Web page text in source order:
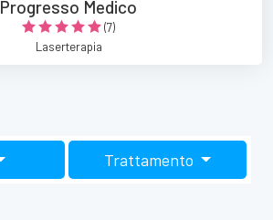
Progresso Medico
(7)
Laserterapia
Trattamento